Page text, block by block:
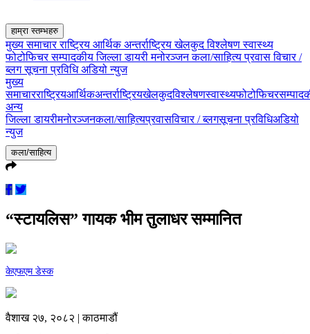
हाम्रा स्तम्भहरु
मुख्य समाचारराष्ट्रिय आर्थिकअन्तर्राष्ट्रियखेलकुदविश्लेषणस्वास्थ्य
फोटोफिचरसम्पादकीयजिल्ला डायरीमनोरञ्जनकला/साहित्यप्रवासविचार /
ब्लगसूचना प्रविधिअडियो न्युज
मुख्य
समाचारराष्ट्रियआर्थिकअन्तर्राष्ट्रियखेलकुदविश्लेषणस्वास्थ्यफोटोफिचर
अन्य
जिल्ला डायरीमनोरञ्जनकला/साहित्यप्रवासविचार / ब्लगसूचना प्रविधिअडियो
न्युज
कला/साहित्य
“स्टायलिस” गायक भीम तुलाधर सम्मानित
केएफएम डेस्क
वैशाख २७, २०८२ | काठमाडौं